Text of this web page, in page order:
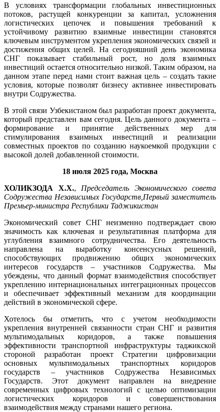
В условиях трансформации глобальных инвестиционных
потоков, растущей конкуренции за капитал, усложнения
логистических цепочек и повышения требований к
устойчивому развитию взаимные инвестиции становятся
ключевым инструментом укрепления экономических связей и
достижения общих целей. На сегодняшний день экономика
СНГ показывает стабильный рост, но доля взаимных
инвестиций остается относительно низкой. Таким образом, на
данном этапе перед нами стоит важная цель – создать такие
условия, которые позволят бизнесу активнее инвестировать
внутри Содружества.
В этой связи Узбекистаном был разработан проект документа,
который представлен вам сегодня. Цель данного документа –
формирование и принятие действенных мер для
стимулирования взаимных инвестиций и реализации
совместных проектов по созданию наукоемкой продукции с
высокой долей добавленной стоимости.
18 июля 2025 года, Москва
ХОЛИКЗОДА Х.Х., Председатель Экономического совета
Содружества Независимых Государств, Первый заместитель
Премьер-министра Республики Таджикистан
Экономический совет СНГ неизменно подтверждает свою
значимость как ключевая и результативная платформа для
углубления взаимного сотрудничества. Его деятельность
направлена на выработку консенсусных решений,
способствующих продвижению общих экономических
интересов государств – участников Содружества. Мы
убеждены, что данный формат взаимодействия способствует
укреплению интернациональных интеграционных процессов
и обеспечивает эффективный механизм для координации
действий в экономической сфере.
Хотелось бы отметить, что с учетом необходимости
укрепления внутренней связанности стран СНГ и развития
мультимодальных коридоров, а также повышения
эффективности транспортной инфраструктуры таджикской
стороной разработан проект Стратегии цифровизации
основных мультимодальных транспортных коридоров
государств – участников Содружества Независимых
Государств. Этот документ направлен на внедрение
современных цифровых технологий с целью оптимизации
логистических коридоров и совершенствования
взаимодействия между странами нашего региона.